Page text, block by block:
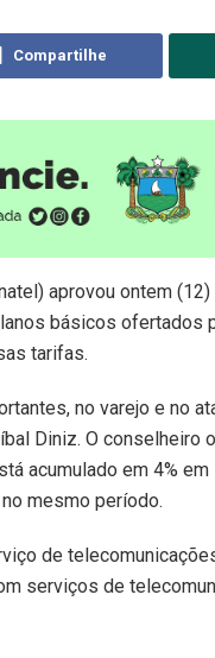
Compartilhe
aprovou ontem
básicos ofertados
tarifas.
no varejo e no
Diniz. O conselheiro
acumulado em 4%
mesmo período.
de
serviços de